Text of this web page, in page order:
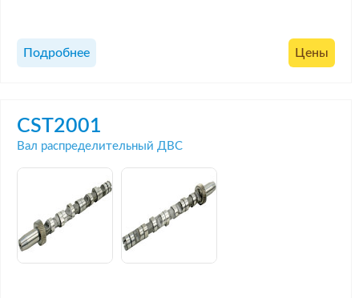
Подробнее Цены
CST2001
Вал распределительный ДВС